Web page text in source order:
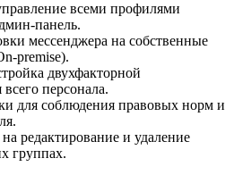
всеми профилями
панель.
мессенджера на собственные
premise).
двухфакторной
персонала.
для соблюдения правовых норм и
редактирование и удаление
группах.